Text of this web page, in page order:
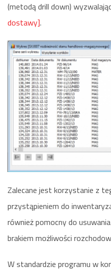
(metodą drill down)
dostawy].
Zalecane jest korzystanie z
przystąpieniem do
również pomocny do
brakiem możliwości
W standardzie programu w